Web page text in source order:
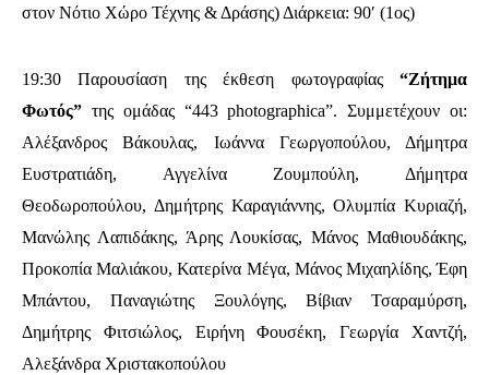
στον Νότιο Xώρο Τέχνης & Δράσης) Διάρκεια: 90′ (1ος)
19:30 Παρουσίαση της έκθεση φωτογραφίας “Ζήτημα
Φωτός” της ομάδας “443 photographica”. Συμμετέχουν οι:
Αλέξανδρος Βάκουλας, Ιωάννα Γεωργοπούλου, Δήμητρα
Ευστρατιάδη, Αγγελίνα Ζουμπούλη, Δήμητρα
Θεοδωροπούλου, Δημήτρης Καραγιάννης, Ολυμπία Κυριαζή,
Μανώλης Λαπιδάκης, Άρης Λουκίσας, Μάνος Μαθιουδάκης,
Προκοπία Μαλιάκου, Κατερίνα Μέγα, Μάνος Μιχαηλίδης, Έφη
Μπάντου, Παναγιώτης Ξουλόγης, Βίβιαν Τσαραμύρση,
Δημήτρης Φιτσιώλος, Ειρήνη Φουσέκη, Γεωργία Χαντζή,
Αλεξάνδρα Χριστακοπούλου